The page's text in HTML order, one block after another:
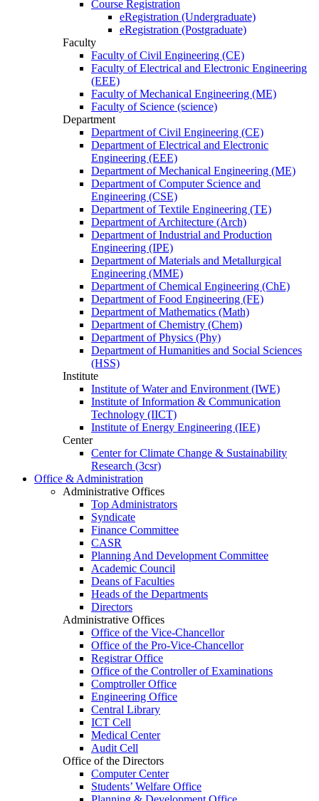
Course Registration
eRegistration (Undergraduate)
eRegistration (Postgraduate)
Faculty
Faculty of Civil Engineering (CE)
Faculty of Electrical and Electronic Engineering
(EEE)
Faculty of Mechanical Engineering (ME)
Faculty of Science (science)
Department
Department of Civil Engineering (CE)
Department of Electrical and Electronic
Engineering (EEE)
Department of Mechanical Engineering (ME)
Department of Computer Science and
Engineering (CSE)
Department of Textile Engineering (TE)
Department of Architecture (Arch)
Department of Industrial and Production
Engineering (IPE)
Department of Materials and Metallurgical
Engineering (MME)
Department of Chemical Engineering (ChE)
Department of Food Engineering (FE)
Department of Mathematics (Math)
Department of Chemistry (Chem)
Department of Physics (Phy)
Department of Humanities and Social Sciences
(HSS)
Institute
Institute of Water and Environment (IWE)
Institute of Information & Communication
Technology (IICT)
Institute of Energy Engineering (IEE)
Center
Center for Climate Change & Sustainability
Research (3csr)
Office & Administration
Administrative Offices
Top Administrators
Syndicate
Finance Committee
CASR
Planning And Development Committee
Academic Council
Deans of Faculties
Heads of the Departments
Directors
Administrative Offices
Office of the Vice-Chancellor
Office of the Pro-Vice-Chancellor
Registrar Office
Office of the Controller of Examinations
Comptroller Office
Engineering Office
Central Library
ICT Cell
Medical Center
Audit Cell
Office of the Directors
Computer Center
Students’ Welfare Office